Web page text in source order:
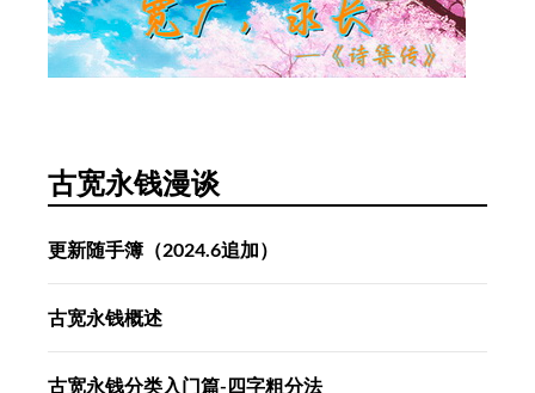
古宽永钱漫谈
更新随手簿（2024.6追加）
古宽永钱概述
古宽永钱分类入门篇-四字粗分法